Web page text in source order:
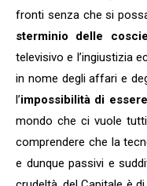
fronti senza che si
sterminio delle
televisivo e l’ingiustizia
in nome degli affari e
l’impossibilità di
mondo che ci vuole
comprendere che la
e dunque passivi e